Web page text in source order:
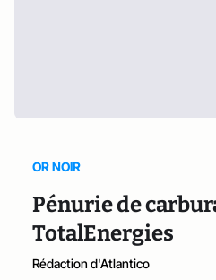
OR NOIR
Pénurie de
TotalEnergies
Rédaction d'Atlantico